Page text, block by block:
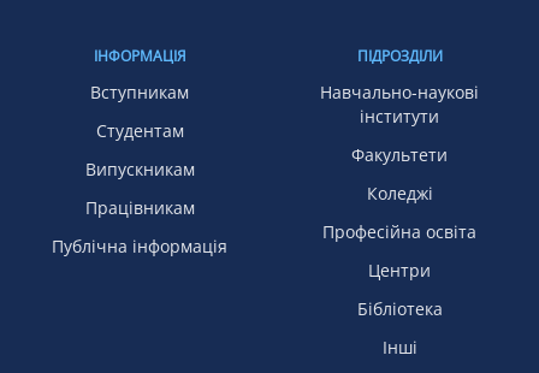
ІНФОРМАЦІЯ
Вступникам
Студентам
Випускникам
Працівникам
Публічна інформація
ПІДРОЗДІЛИ
Навчально-наукові
інститути
Факультети
Коледжі
Професійна освіта
Центри
Бібліотека
Інші